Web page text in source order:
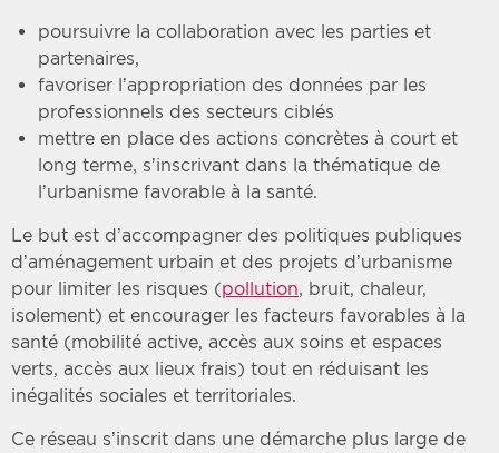
poursuivre la collaboration avec les parties et
partenaires,
favoriser l’appropriation des données par les
professionnels des secteurs ciblés
mettre en place des actions concrètes à court et
long terme, s’inscrivant dans la thématique de
l’urbanisme favorable à la santé.
Le but est d’accompagner des politiques publiques
d’aménagement urbain et des projets d’urbanisme
pour limiter les risques (pollution, bruit, chaleur,
isolement) et encourager les facteurs favorables à la
santé (mobilité active, accès aux soins et espaces
verts, accès aux lieux frais) tout en réduisant les
inégalités sociales et territoriales.
Ce réseau s’inscrit dans une démarche plus large de